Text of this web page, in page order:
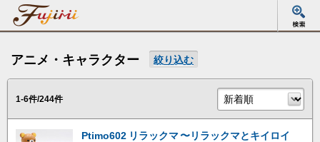
アニメ・キャラクター 絞り込む
1-6件/244件
Ptimo602 リラックマ 〜リラックマとキイロイ